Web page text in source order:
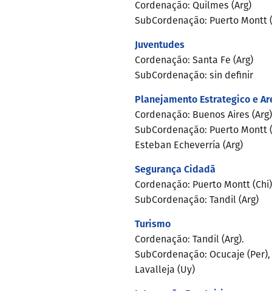
Cordenação: Quilmes (Arg)
SubCordenação: Puerto Montt
Juventudes
Cordenação: Santa Fe (Arg)
SubCordenação: sin definir
Planejamento Estrategico e
Cordenação: Buenos Aires (Arg)
SubCordenação: Puerto Montt
Esteban Echeverría (Arg)
Segurança Cidadã
Cordenação: Puerto Montt (Chi)
SubCordenação: Tandil (Arg)
Turismo
Cordenação: Tandil (Arg).
SubCordenação: Ocucaje
Lavalleja (Uy)